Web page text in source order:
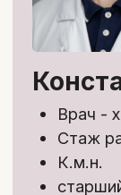
Общая выгода